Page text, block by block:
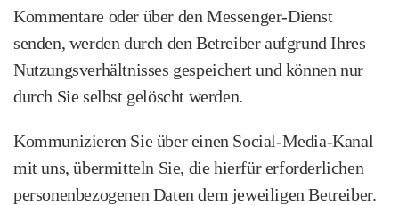
Kommentare oder über den Messenger-Dienst
senden, werden durch den Betreiber aufgrund Ihres
Nutzungsverhältnisses gespeichert und können nur
durch Sie selbst gelöscht werden.
Kommunizieren Sie über einen Social-Media-Kanal
mit uns, übermitteln Sie, die hierfür erforderlichen
personenbezogenen Daten dem jeweiligen Betreiber.